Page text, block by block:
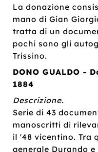
La donazione
mano di Gian
tratta di un
pochi sono gli
Trissino.
DONO GUALDO -
1884
Descrizione.
Serie di 43
manoscritti di
il '48 vicentino. Tra
generale Durando